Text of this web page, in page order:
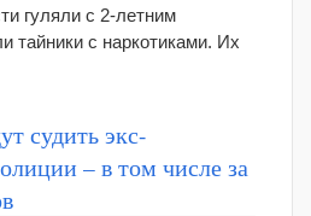
гуляли с 2-летним
тайники с наркотиками. Их
судить экс-
– в том числе за